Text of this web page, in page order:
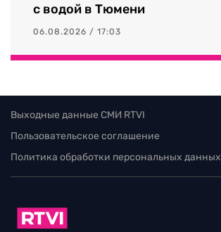
с водой в Тюмени
06.08.2026 / 17:03
Выходные данные СМИ RTVI
Пользовательское соглашение
Политика обработки персональных данных